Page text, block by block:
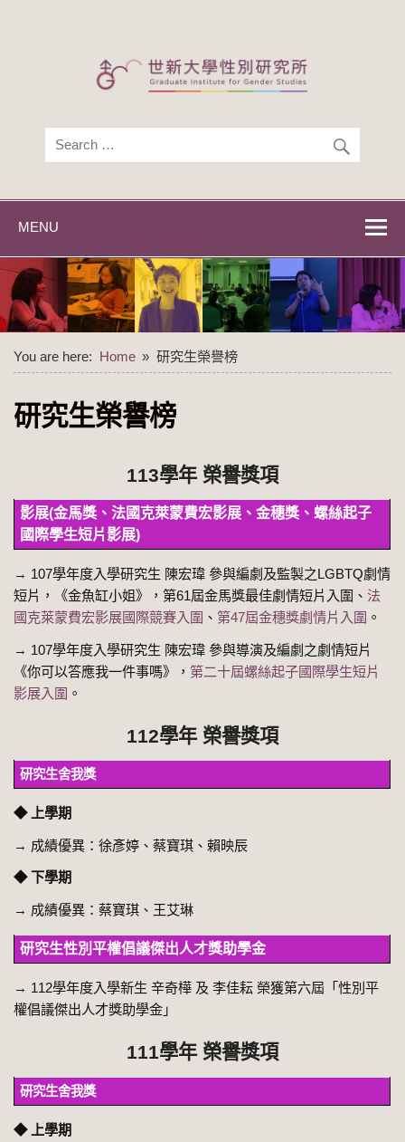
世新大學性別研
世新大學性別研究所
MENU
You are here: Home 研究生榮譽榜
研究生榮譽榜
113學年 榮譽獎項
影展(金馬獎、法國克萊蒙費宏影展、金穗獎、螺絲起子
國際學生短片影展)
→ 107學年度入學研究生 陳宏瑋 參與編劇及監製之LGBTQ劇情
短片，《金魚缸小姐》，第61屆金馬獎最佳劇情短片入圍、 法
國克萊蒙費宏影展國際競賽入圍 、 第47屆金穗獎劇情片入圍 。
→ 107學年度入學研究生 陳宏瑋 參與導演及編劇之劇情短片
《你可以答應我一件事嗎》， 第二十屆螺絲起子國際學生短片
影展入圍 。
112學年 榮譽獎項
研究生舍我獎
◆ 上學期
→ 成績優異：徐彥婷、蔡寶琪、賴映辰
◆ 下學期
→ 成績優異：蔡寶琪、王艾琳
研究生性別平權倡議傑出人才獎助學金
→ 112學年度入學新生 辛奇樺 及 李佳耘 榮獲第六屆「性別平
權倡議傑出人才獎助學金」
111學年 榮譽獎項
研究生舍我獎
◆ 上學期